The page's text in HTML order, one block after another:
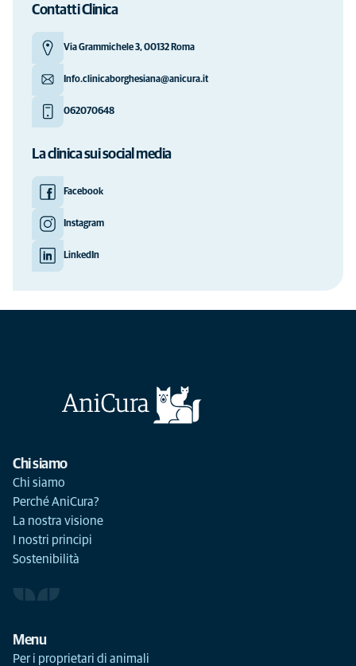
Contatti Clinica
Via Grammichele 3, 00132 Roma
Info.clinicaborghesiana@anicura.it
062070648
La clinica sui social media
Facebook
Instagram
LinkedIn
Chi siamo
Chi siamo
Perché AniCura?
La nostra visione
I nostri principi
Sostenibilità
Menu
Per i proprietari di animali